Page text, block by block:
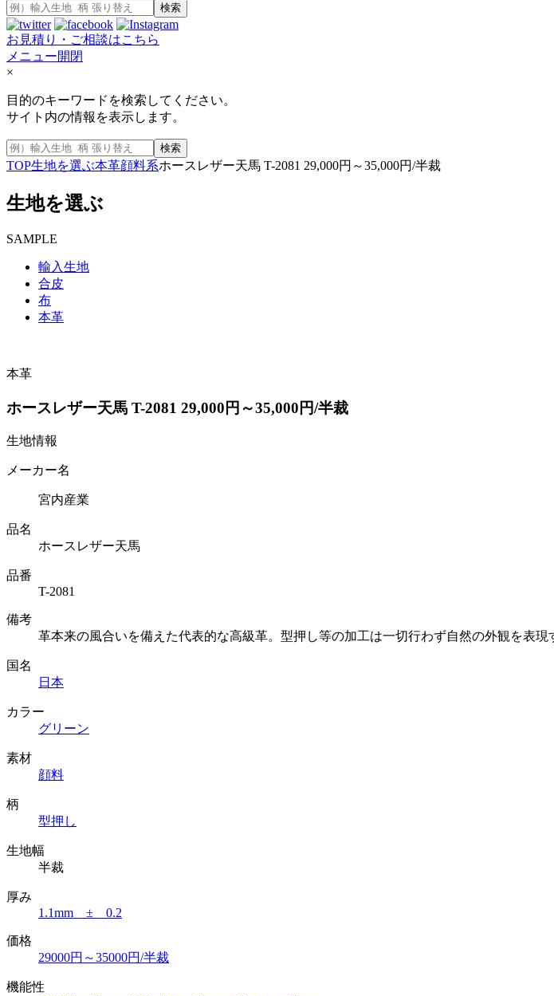
検索
お見積り・ご相談はこちら
メニュー開閉
×
目的のキーワードを検索してください。
サイト内の情報を表示します。
検索
TOP生地を選ぶ本革顔料系ホースレザー天馬 T-2081 29,000円～35,000円/半裁
生地を選ぶ
SAMPLE
輸入生地
合皮
布
本革
本革
ホースレザー天馬 T-2081 29,000円～35,000円/半裁
生地情報
メーカー名
宮内産業
品名
ホースレザー天馬
品番
T-2081
備考
革本来の風合いを備えた代表的な高級革。型押し等の加工は一切行わず自然の外観を表
国名
日本
カラー
グリーン
素材
顔料
柄
型押し
生地幅
半裁
厚み
1.1mm ± 0.2
価格
29000円～35000円/半裁
機能性